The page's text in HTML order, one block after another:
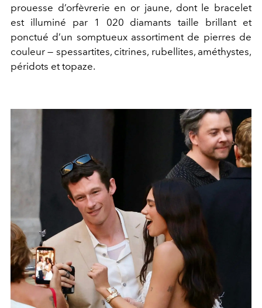
prouesse d’orfèvrerie en or jaune, dont le bracelet
est illuminé par 1 020 diamants taille brillant et
ponctué d’un somptueux assortiment de pierres de
couleur — spessartites, citrines, rubellites, améthystes,
péridots et topaze.